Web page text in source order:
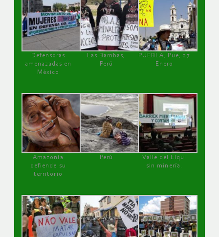
Defensoras
amenazadas en
México
Las Bambas,
Perú
PUEBLA, Pue, 27
Enero
Amazonía
defiende su
territorio
Perú
Valle del Elqui
sin minería.